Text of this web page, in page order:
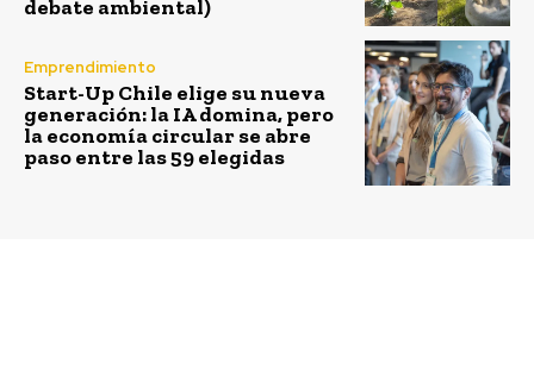
debate ambiental)
Emprendimiento
Start-Up Chile elige su nueva
generación: la IA domina, pero
la economía circular se abre
paso entre las 59 elegidas